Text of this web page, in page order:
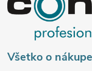
v
y
á
pVšetko o nákupe